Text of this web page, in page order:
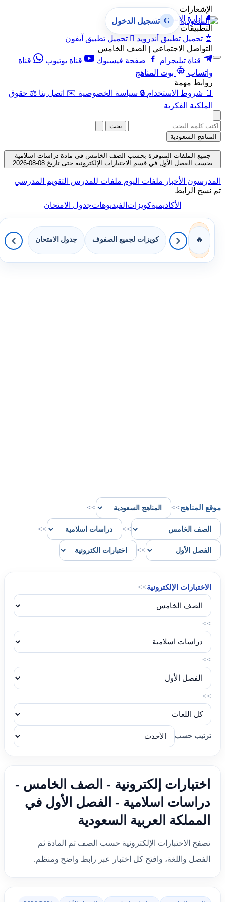
الإشعارات
🔔 إدارة الإشعارات
التطبيقات
🤖 تحميل تطبيق أندرويد  تحميل تطبيق آيفون
التواصل الاجتماعي | الصف الخامس
قناة تيليجرام
صفحة فيسبوك قناة يوتيوب
قناة
واتساب
بوت المناهج
روابط مهمة
📄 شروط الاستخدام 🔒 سياسة الخصوصية ✉️ اتصل بنا ⚖️ حقوق
الملكية الفكرية
G تسجيل الدخول
بحث
المناهج السعودية
جميع الملفات المتوفرة بحسب الصف الخامس في مادة دراسات اسلامية
بحسب الفصل الأول في قسم الاختبارات الإلكترونية حتى تاريخ 08-08-2026
المدرسون الأخبار ملفات اليوم ملفات للمدرس التقويم المدرسي
تم نسخ الرابط
الأكاديميةكويزاتالفيديوهاتجدول الامتحان
🔥 كويزات لجميع الصفوف جدول الامتحان
موقع المناهج>>
>>
>>
>>
>>
الاختبارات الإلكترونية>>
>>
>>
>>
ترتيب حسب
اختبارات إلكترونية - الصف الخامس -
دراسات اسلامية - الفصل الأول في
المملكة العربية السعودية
تصفح الاختبارات الإلكترونية حسب الصف ثم المادة ثم
الفصل واللغة، وافتح كل اختبار عبر رابط واضح ومنظم.